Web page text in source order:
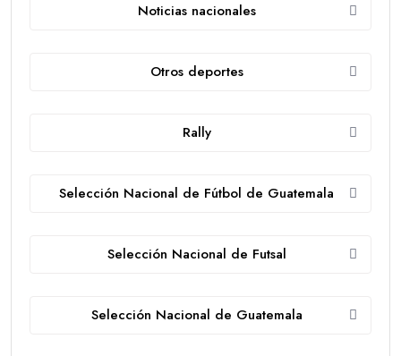
Noticias nacionales
Otros deportes
Rally
Selección Nacional de Fútbol de Guatemala
Selección Nacional de Futsal
Selección Nacional de Guatemala